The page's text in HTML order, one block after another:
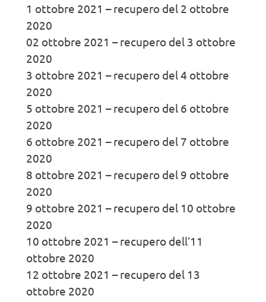
1 ottobre 2021 – recupero del 2 ottobre
2020
02 ottobre 2021 – recupero del 3 ottobre
2020
3 ottobre 2021 – recupero del 4 ottobre
2020
5 ottobre 2021 – recupero del 6 ottobre
2020
6 ottobre 2021 – recupero del 7 ottobre
2020
8 ottobre 2021 – recupero del 9 ottobre
2020
9 ottobre 2021 – recupero del 10 ottobre
2020
10 ottobre 2021 – recupero dell’11
ottobre 2020
12 ottobre 2021 – recupero del 13
ottobre 2020